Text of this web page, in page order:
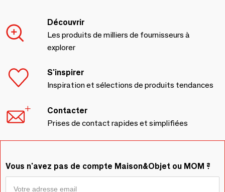
Découvrir
Les produits de milliers de fournisseurs à
explorer
S'inspirer
Inspiration et sélections de produits tendances
Contacter
Prises de contact rapides et simplifiées
Vous n'avez pas de compte Maison&Objet ou MOM ?